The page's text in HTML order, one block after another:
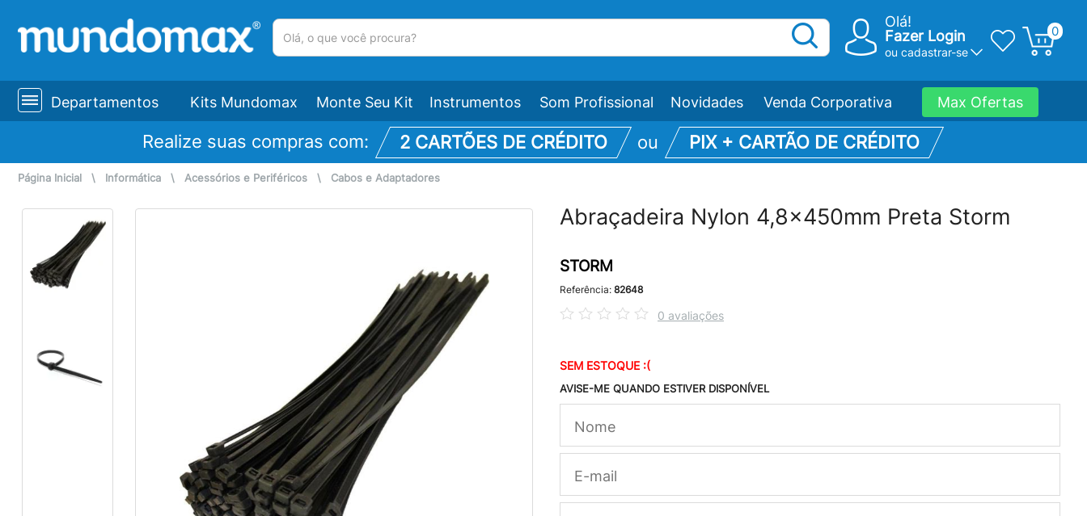
Olá!
Fazer Login
ou cadastrar-se
0
Departamentos Kits Mundomax Monte Seu Kit Instrumentos Som Profissional Novidades Venda Corporativa Max Ofertas
Realize suas compras com: 2 CARTÕES DE CRÉDITO ou PIX + CARTÃO DE CRÉDITO
Página Inicial \ Informática \ Acessórios e Periféricos \ Cabos e Adaptadores
Abraçadeira Nylon 4,8x450mm Preta Storm
STORM
Referência: 82648
0 avaliações
SEM ESTOQUE :(
AVISE-ME QUANDO ESTIVER DISPONÍVEL